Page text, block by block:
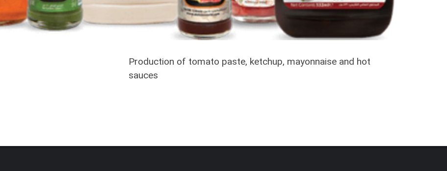
Production of tomato paste, ketchup, mayonnaise and hot
sauces